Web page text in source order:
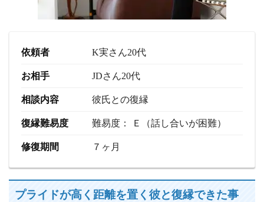
依頼者 K実さん20代
お相手 JDさん20代
相談内容 彼氏との復縁
復縁難易度 難易度： Ｅ（話し合いが困難）
修復期間 ７ヶ月
プライドが高く距離を置く彼と復縁できた事